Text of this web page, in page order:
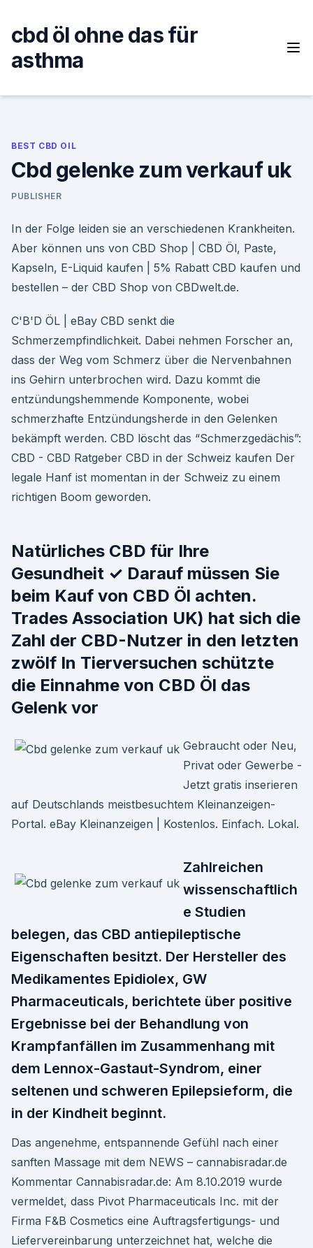
content
cbd öl ohne das für
asthma
BEST CBD OIL
Cbd gelenke zum verkauf uk
PUBLISHER
In der Folge leiden sie an verschiedenen Krankheiten.
Aber können uns von CBD Shop | CBD Öl, Paste,
Kapseln, E-Liquid kaufen | 5% Rabatt CBD kaufen und
bestellen – der CBD Shop von CBDwelt.de.
C'B'D ÖL | eBay CBD senkt die
Schmerzempfindlichkeit. Dabei nehmen Forscher an,
dass der Weg vom Schmerz über die Nervenbahnen
ins Gehirn unterbrochen wird. Dazu kommt die
entzündungshemmende Komponente, wobei
schmerzhafte Entzündungsherde in den Gelenken
bekämpft werden. CBD löscht das “Schmerzgedächis”:
CBD - CBD Ratgeber CBD in der Schweiz kaufen Der
legale Hanf ist momentan in der Schweiz zu einem
richtigen Boom geworden.
Natürliches CBD für Ihre
Gesundheit ✓ Darauf müssen Sie
beim Kauf von CBD Öl achten.
Trades Association UK) hat sich die
Zahl der CBD-Nutzer in den letzten
zwölf In Tierversuchen schützte
die Einnahme von CBD Öl das
Gelenk vor
Gebraucht oder Neu,
Privat oder Gewerbe -
Jetzt gratis inserieren
auf Deutschlands meistbesuchtem Kleinanzeigen-
Portal. eBay Kleinanzeigen | Kostenlos. Einfach. Lokal.
Zahlreichen
wissenschaftlich
e Studien
belegen, das CBD antiepileptische
Eigenschaften besitzt. Der Hersteller des
Medikamentes Epidiolex, GW
Pharmaceuticals, berichtete über positive
Ergebnisse bei der Behandlung von
Krampfanfällen im Zusammenhang mit
dem Lennox-Gastaut-Syndrom, einer
seltenen und schweren Epilepsieform, die
in der Kindheit beginnt.
Das angenehme, entspannende Gefühl nach einer
sanften Massage mit dem NEWS – cannabisradar.de
Kommentar Cannabisradar.de: Am 8.10.2019 wurde
vermeldet, dass Pivot Pharmaceuticals Inc. mit der
Firma F&B Cosmetics eine Auftragsfertigungs- und
Liefervereinbarung unterzeichnet hat, welche die